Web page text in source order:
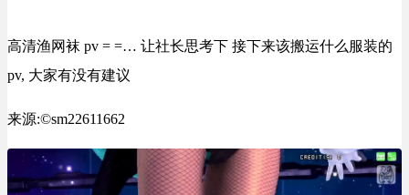
高清渔网袜 pv = =… 让社长思考下 接下来该搬运什么服装的
pv, 大家有没有建议
来源:©sm22611662